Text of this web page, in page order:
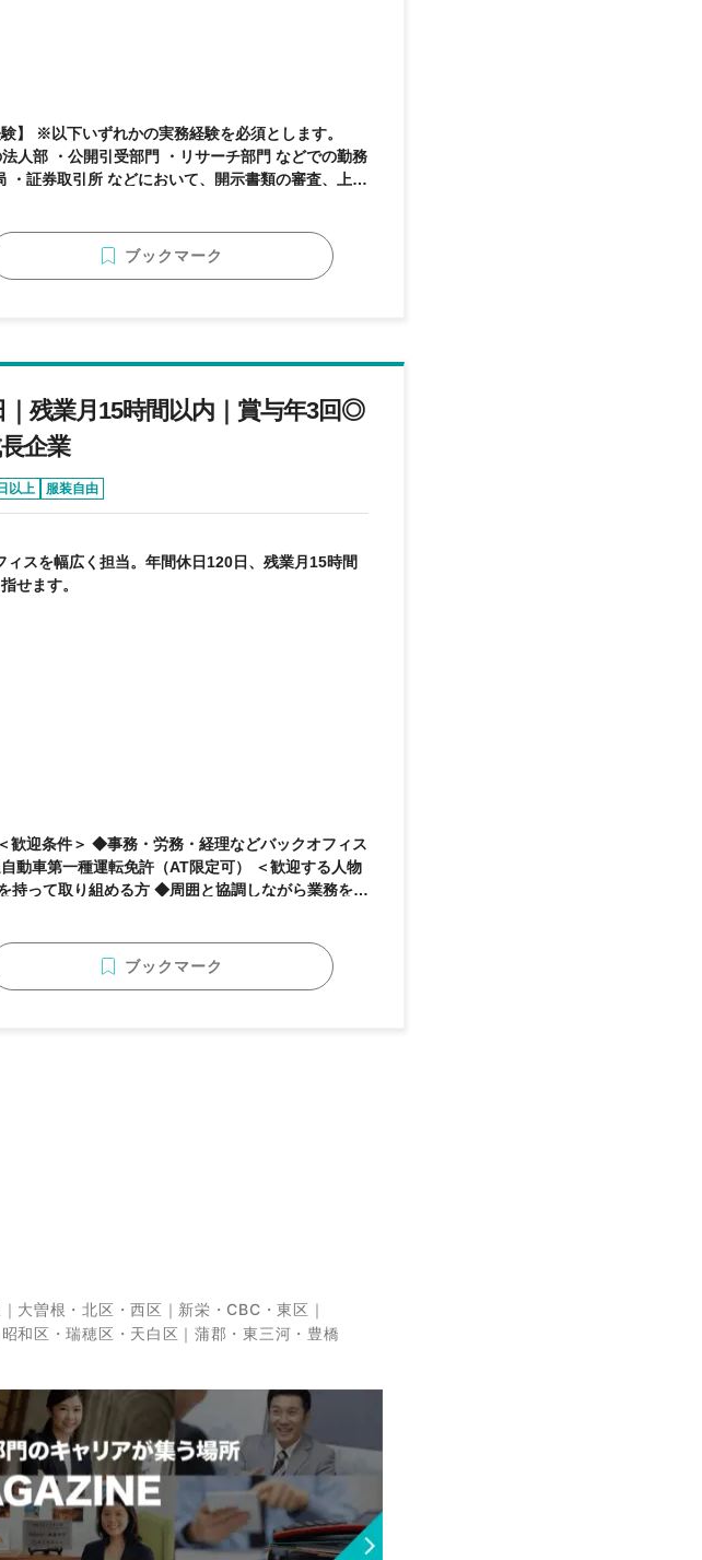
部 ・公開引受部門 ・リサーチ部門 などでの勤務
証券上場規程 に関する深い知見 ◆2 語学力
ションが可能なレベルの英語力 ◆3 マネジ
ブックマーク
｜残業月15時間以内｜賞与年3回◎
企業
以上 服装自由
スを幅広く担当。年間休日120日、残業月15時間
せます。
運転免許（AT限定可） ＜歓迎する人物
持って取り組める方 ◆周囲と協調しながら業務を進
ブックマーク
大曽根・北区・西区
新栄・CBC・東区
昭和区・瑞穂区・天白区 蒲郡・東三河・豊橋